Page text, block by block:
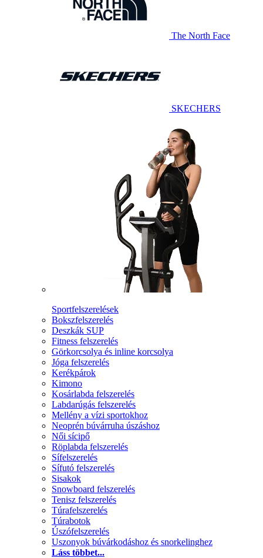
The North Face
SKECHERS
Sportfelszerelések
Bokszfelszerelés
Deszkák SUP
Fitness felszerelés
Görkorcsolya és inline korcsolya
Jóga felszerelés
Kerékpárok
Kimono
Kosárlabda felszerelés
Labdarúgás felszerelés
Mellény a vízi sportokhoz
Neoprén búvárruha úszáshoz
Női sícipő
Röplabda felszerelés
Sífelszerelés
Sífutó felszerelés
Sisakok
Snowboard felszerelés
Tenisz felszerelés
Túrafelszerelés
Túrabotok
Úszófelszerelés
Uszonyok búvárkodáshoz és snorkelinghez
Láss többet...